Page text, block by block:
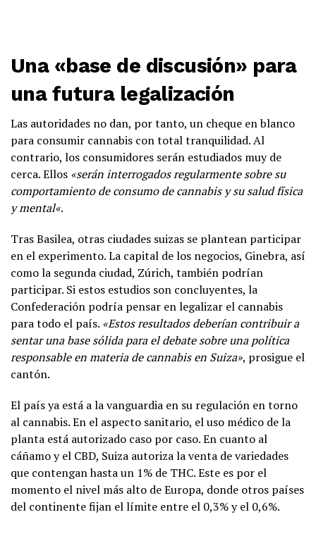
Una «base de discusión» para
una futura legalización
Las autoridades no dan, por tanto, un cheque en blanco
para consumir cannabis con total tranquilidad. Al
contrario, los consumidores serán estudiados muy de
cerca. Ellos «serán interrogados regularmente sobre su
comportamiento de consumo de cannabis y su salud física
y mental«.
Tras Basilea, otras ciudades suizas se plantean participar
en el experimento. La capital de los negocios, Ginebra, así
como la segunda ciudad, Zúrich, también podrían
participar. Si estos estudios son concluyentes, la
Confederación podría pensar en legalizar el cannabis
para todo el país. «Estos resultados deberían contribuir a
sentar una base sólida para el debate sobre una política
responsable en materia de cannabis en Suiza», prosigue el
cantón.
El país ya está a la vanguardia en su regulación en torno
al cannabis. En el aspecto sanitario, el uso médico de la
planta está autorizado caso por caso. En cuanto al
cáñamo y el CBD, Suiza autoriza la venta de variedades
que contengan hasta un 1% de THC. Este es por el
momento el nivel más alto de Europa, donde otros países
del continente fijan el límite entre el 0,3% y el 0,6%.